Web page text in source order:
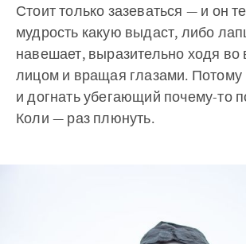
Стоит только зазеваться — и он
мудрость какую выдаст, либо
навешает, выразительно ходя во
лицом и вращая глазами. Потому
и догнать убегающий почему-то
Коли — раз плюнуть.